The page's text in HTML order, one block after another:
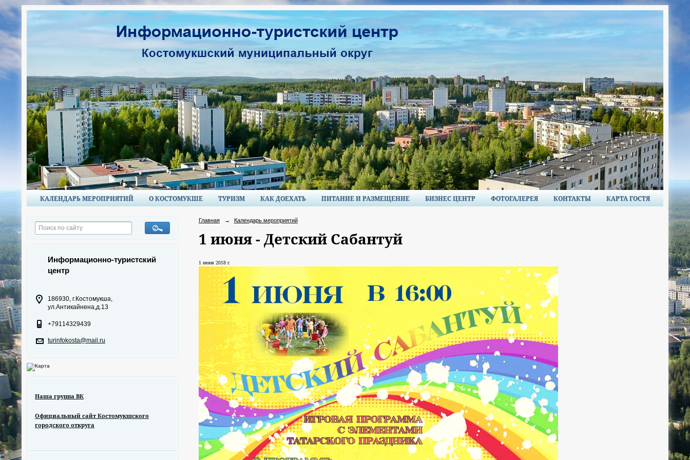
КАЛЕНДАРЬ МЕРОПРИЯТИЙ О КОСТОМУКШЕ ТУРИЗМ КАК ДОЕХАТЬ ПИТАНИЕ И РАЗМЕЩЕНИЕ БИЗНЕС ЦЕНТР ФОТОГАЛЕРЕЯ КОНТАКТЫ КАРТА ГОСТЯ
Информационно-туристский
центр
186930, г.Костомукша,
ул.Антикайнена,д.13
+79114329439
turinfokosta@mail.ru
Наша группа ВК
Официальный сайт Костомукшского
городского откруга
Главная → Календарь мероприятий
1 июня - Детский Сабантуй
1 июня 2018 г.